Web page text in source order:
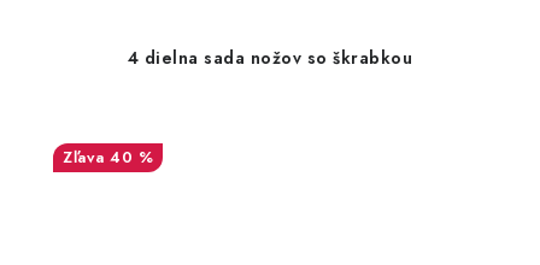
4 dielna sada nožov so škrabkou
40 %